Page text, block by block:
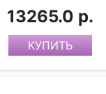
13265.0 р.